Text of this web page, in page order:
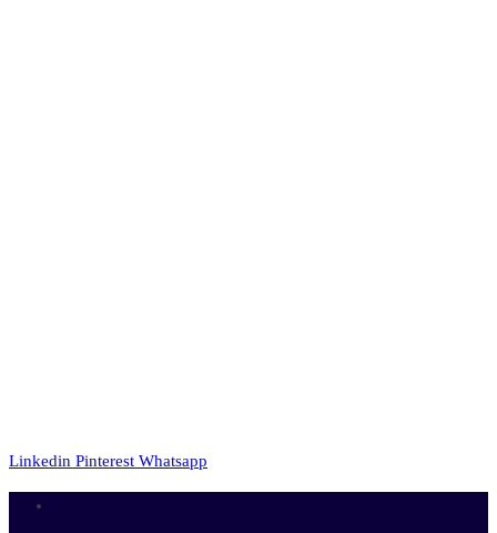
Linkedin Pinterest Whatsapp